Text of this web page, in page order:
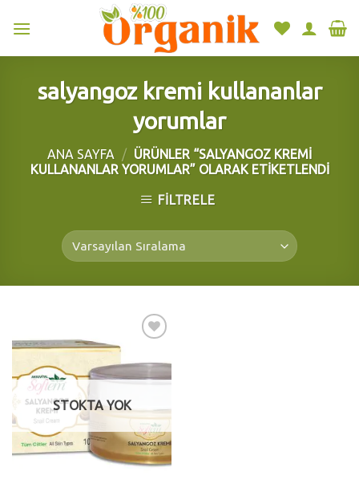
salyangoz kremi kullananlar
yorumlar
ANA SAYFA / ÜRÜNLER “SALYANGOZ KREMI
KULLANANLAR YORUMLAR” OLARAK ETIKETLENDI
FILTRELE
wishlist
STOKTA YOK